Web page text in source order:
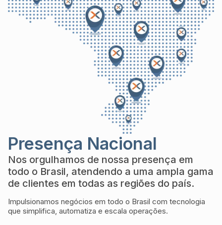
Presença Nacional
Nos orgulhamos de nossa presença em
todo o Brasil, atendendo a uma ampla gama
de clientes em todas as regiões do país.
Impulsionamos negócios em todo o Brasil com tecnologia
que simplifica, automatiza e escala operações.